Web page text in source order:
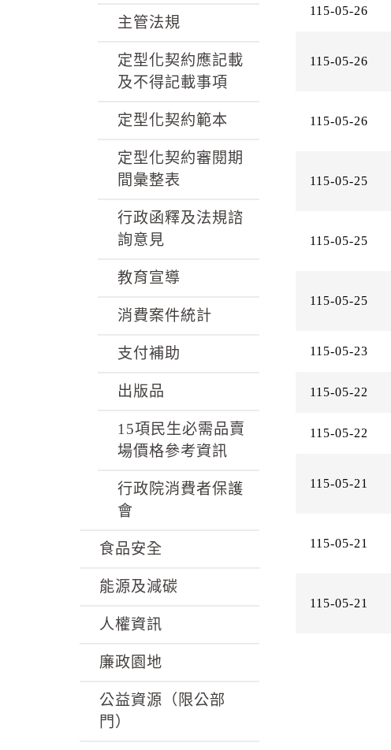
主管法規
定型化契約應記載
及不得記載事項
定型化契約範本
定型化契約審閱期
間彙整表
行政函釋及法規諮
詢意見
教育宣導
消費案件統計
支付補助
出版品
15項民生必需品賣
場價格參考資訊
行政院消費者保護
會
食品安全
能源及減碳
人權資訊
廉政園地
公益資源（限公部
門）
115-05-26
115-05-26
115-05-26
115-05-25
115-05-25
115-05-25
115-05-23
115-05-22
115-05-22
115-05-21
115-05-21
115-05-21